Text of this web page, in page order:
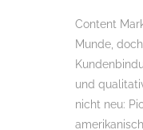
Content
Munde,
und
nicht neu: